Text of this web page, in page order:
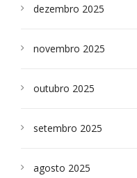
dezembro 2025
novembro 2025
outubro 2025
setembro 2025
agosto 2025